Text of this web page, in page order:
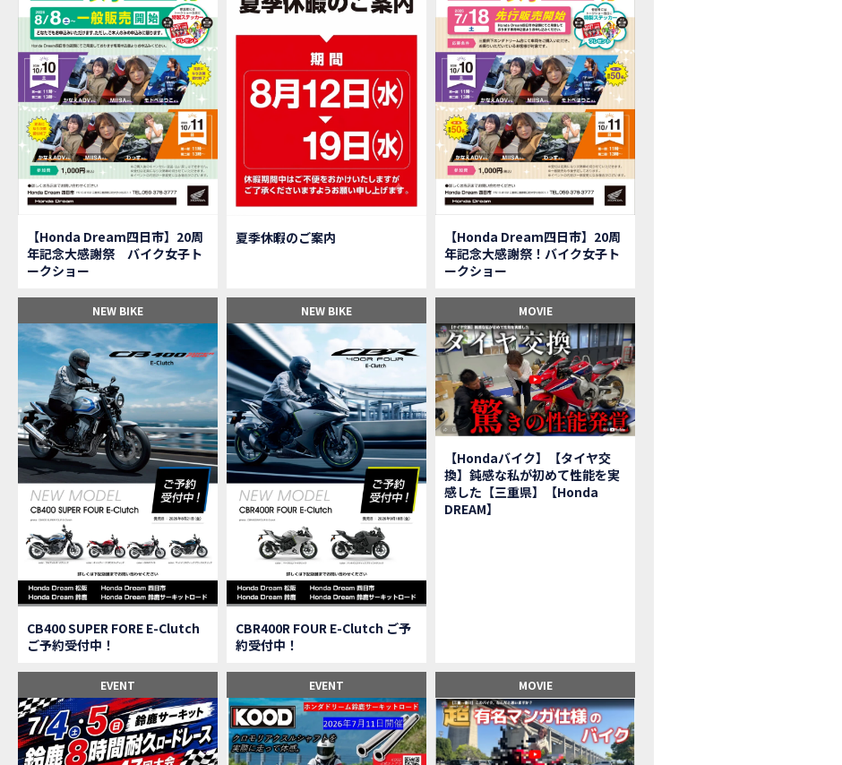
NEW BIKE 大型ツアラー「Gold Wing Tour」と特別仕様の 「Gold Wing Tour 50th ANNIVERSARY
MOVIE 【三重県】女性ライダーツーリングを満喫しました｜CB1000HORNET CB750HORNET
MOVIE 【女子ツーの実態】恥ずかしいけど、暴露しました。
MOVIE オイル交換に行ったつもりが…まさかの大出費！？
NEW BIKE 「CRF250 RALLY」「CRF250 RALLY＜s＞」の カラーリング設定と仕様を一部変更し発売
「CRF250L」「CRF250L＜s＞」のカラーリング設定と 仕様を一部変更し発売
NEW BIKE 軽二輪スーパースポーツモデル「CBR250RR」の カラーバリエーションを変更し発売
MOVIE 【Honda Dream鈴鹿】20周年記念・大感謝祭イベント 大人気バイク女子が大集合・・Honda Dreamさんの人気を探っ
NEW BIKE PROJECT BIG1 Final Edition CB 1300在庫車あります！
【バイク女子】急遽、愛車とお別れ…ついにあのバイクに乗れた
MOVIE 【バイク女子】オイル交換だけのつもりが、まさかのアレを交換することに！？
【Honda Dream 鈴鹿２０周年記念大感謝祭】 多くの方のご来店ありがとうございまし
【CB650R E-Clutch】X-ADVでDCTに5年乗った私が素直にレビュー｜Honda X-ADV
MOVIE 【カブでアクセル全開】女性ライダーで耐久レース参戦！レースだけじゃないサーキッ
MOVIE 【新型X-ADV】最初のカスタムはこれ！ガラスコーティングもしちゃいました|Honda X-
MOVIE 【納車】新型X-ADV初走行！3台乗り継いだ私の素直な感想｜DCT クルーズコントロール
三重県下 Honda Dream4店舗にて新春キャンペーンを開催
MOVIE 【速報】2025年モデルHonda X-ADV契約しました！新型のどこが凄いかチェックしてきた
MOVIE 【女子ツーリング】秋の女子ツーリングin鳥羽・伊勢 【Honda Dream 松阪】
NEW BIKE スーパーカブFinal Edition/HELLP KITTY在庫車あります！
MOVIE 【CBR1000RR-R】スーパースポーツバイクで三重県の新スポットを巡る女子ツーリング
CAMPAIGN 三重県下 Honda Dreamにてレンタルバイクキャンペーン実施中💫
MOVIE 【アフリカツイン】憧れの大型バイクで1泊2日マスツーリング｜三重県〜静岡県｜Honda
MOVIE 【女子ツーリング】穴場スポット満載！三重の美味しいもの・パワースポット！【Honda
MOVIE 【CBR600RR】憧れのSSバイクで女子ツーリング|三重県 松阪スタート！Honda
MOVIE
MOVIE 【鈴鹿サーキット】ホンダモーターサイクリストスクールを体験してきました【バイク女
【祝】Honda CL500納車「かなえさんバイク売れました！」連絡があり行ってきました
MOVIE 【ホンダドリーム鈴鹿サーキットロード】オープン当日イベントレポ！
MOVIE 【鈴鹿サーキットに近い！】ホンダドリーム鈴鹿サーキットロードOPEN！ #茉ひる
MOVIE CL500売却！X-ADVオーナーの素直な理由。〇〇で納得の買取してもらいました|Honda X-
MOVIE 【梅本まどかさんコラボ】CIVIC TYPE R♪スタッフオススメの鈴鹿ドライブへ！【後編】
【Honda Dream四日市】20周
年記念大感謝祭 バイク女子ト
ークショー
夏季休暇のご案内
【Honda Dream四日市】20周
年記念大感謝祭！バイク女子ト
ークショー
NEW BIKE
CB400 SUPER FORE E-Clutch
ご予約受付中！
NEW BIKE
CBR400R FOUR E-Clutch ご予
約受付中！
MOVIE
【Hondaバイク】【タイヤ交
換】鈍感な私が初めて性能を実
感した【三重県】【Honda
DREAM】
EVENT EVENT MOVIE